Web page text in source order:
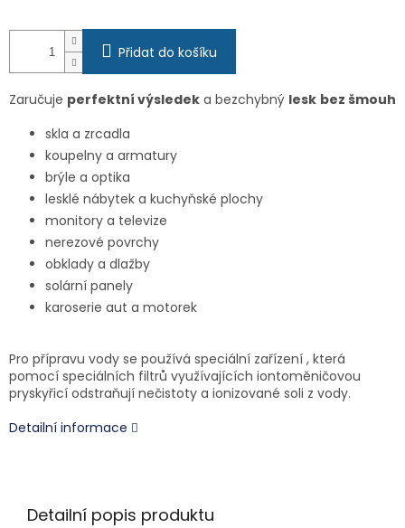
Přidat do košíku
Zaručuje perfektní výsledek a bezchybný lesk bez šmouh
skla a zrcadla
koupelny a armatury
brýle a optika
lesklé nábytek a kuchyňské plochy
monitory a televize
nerezové povrchy
obklady a dlažby
solární panely
karoserie aut a motorek
Pro přípravu vody se používá speciální zařízení , která
pomocí speciálních filtrů využívajících iontoměničovou
pryskyřicí odstraňují nečistoty a ionizované soli z vody.
Detailní informace
Detailní popis produktu